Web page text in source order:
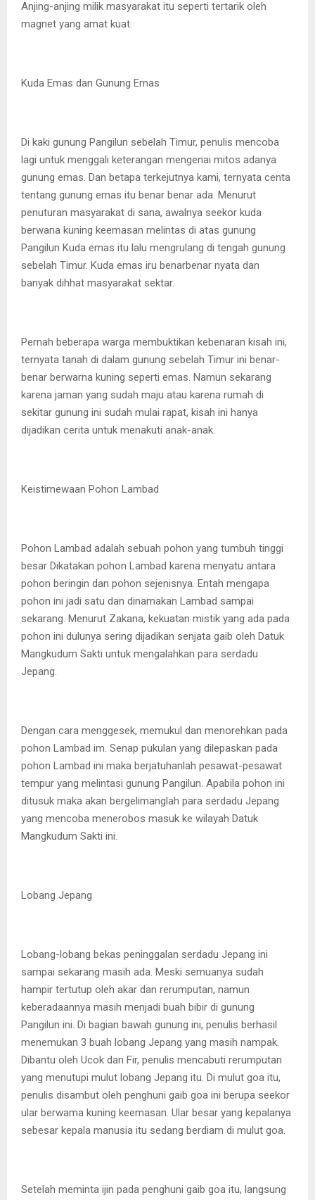
Anjing-anjing milik masyarakat itu seperti tertarik oleh
magnet yang amat kuat.
Kuda Emas dan Gunung Emas
Di kaki gunung Pangilun sebelah Timur, penulis mencoba
lagi untuk menggali keterangan mengenai mitos adanya
gunung emas. Dan betapa terkejutnya kami, ternyata centa
tentang gunung emas itu benar benar ada. Menurut
penuturan masyarakat di sana, awalnya seekor kuda
berwana kuning keemasan melintas di atas gunung
Pangilun Kuda emas itu lalu mengrulang di tengah gunung
sebelah Timur. Kuda emas iru benarbenar nyata dan
banyak dihhat masyarakat sektar.
Pernah beberapa warga membuktikan kebenaran kisah ini,
ternyata tanah di dalam gunung sebelah Timur ini benar-
benar berwarna kuning seperti emas. Namun sekarang
karena jaman yang sudah maju atau karena rumah di
sekitar gunung ini sudah mulai rapat, kisah ini hanya
dijadikan cerita untuk menakuti anak-anak.
Keistimewaan Pohon Lambad
Pohon Lambad adalah sebuah pohon yang tumbuh tinggi
besar Dikatakan pohon Lambad karena menyatu antara
pohon beringin dan pohon sejenisnya. Entah mengapa
pohon ini jadi satu dan dinamakan Lambad sampai
sekarang. Menurut Zakana, kekuatan mistik yang ada pada
pohon ini dulunya sering dijadikan senjata gaib oleh Datuk
Mangkudum Sakti untuk mengalahkan para serdadu
Jepang.
Dengan cara menggesek, memukul dan menorehkan pada
pohon Lambad im. Senap pukulan yang dilepaskan pada
pohon Lambad ini maka berjatuhanlah pesawat-pesawat
tempur yang melintasi gunung Pangilun. Apabila pohon ini
ditusuk maka akan bergelimanglah para serdadu Jepang
yang mencoba menerobos masuk ke wilayah Datuk
Mangkudum Sakti ini.
Lobang Jepang
Lobang-lobang bekas peninggalan serdadu Jepang ini
sampai sekarang masih ada. Meski semuanya sudah
hampir tertutup oleh akar dan rerumputan, namun
keberadaannya masih menjadi buah bibir di gunung
Pangilun ini. Di bagian bawah gunung ini, penulis berhasil
menemukan 3 buah lobang Jepang yang masih nampak.
Dibantu oleh Ucok dan Fir, penulis mencabuti rerumputan
yang menutupi mulut lobang Jepang itu. Di mulut goa itu,
penulis disambut oleh penghuni gaib goa ini berupa seekor
ular berwama kuning keemasan. Ular besar yang kepalanya
sebesar kepala manusia itu sedang berdiam di mulut goa.
Setelah meminta ijin pada penghuni gaib goa itu, langsung